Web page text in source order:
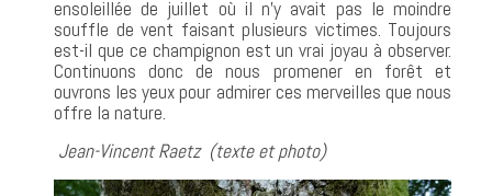
ensoleillée de juillet où il n’y avait pas le moindre
souffle de vent faisant plusieurs victimes. Toujours
est-il que ce champignon est un vrai joyau à observer.
Continuons donc de nous promener en forêt et
ouvrons les yeux pour admirer ces merveilles que nous
offre la nature.
Jean-Vincent Raetz (texte et photo)